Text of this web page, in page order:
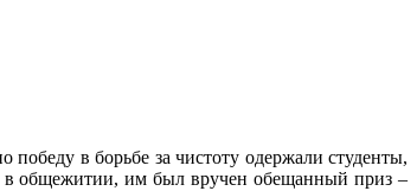
в борьбе за чистоту одержали студенты,
в общежитии, им был вручен обещанный приз –